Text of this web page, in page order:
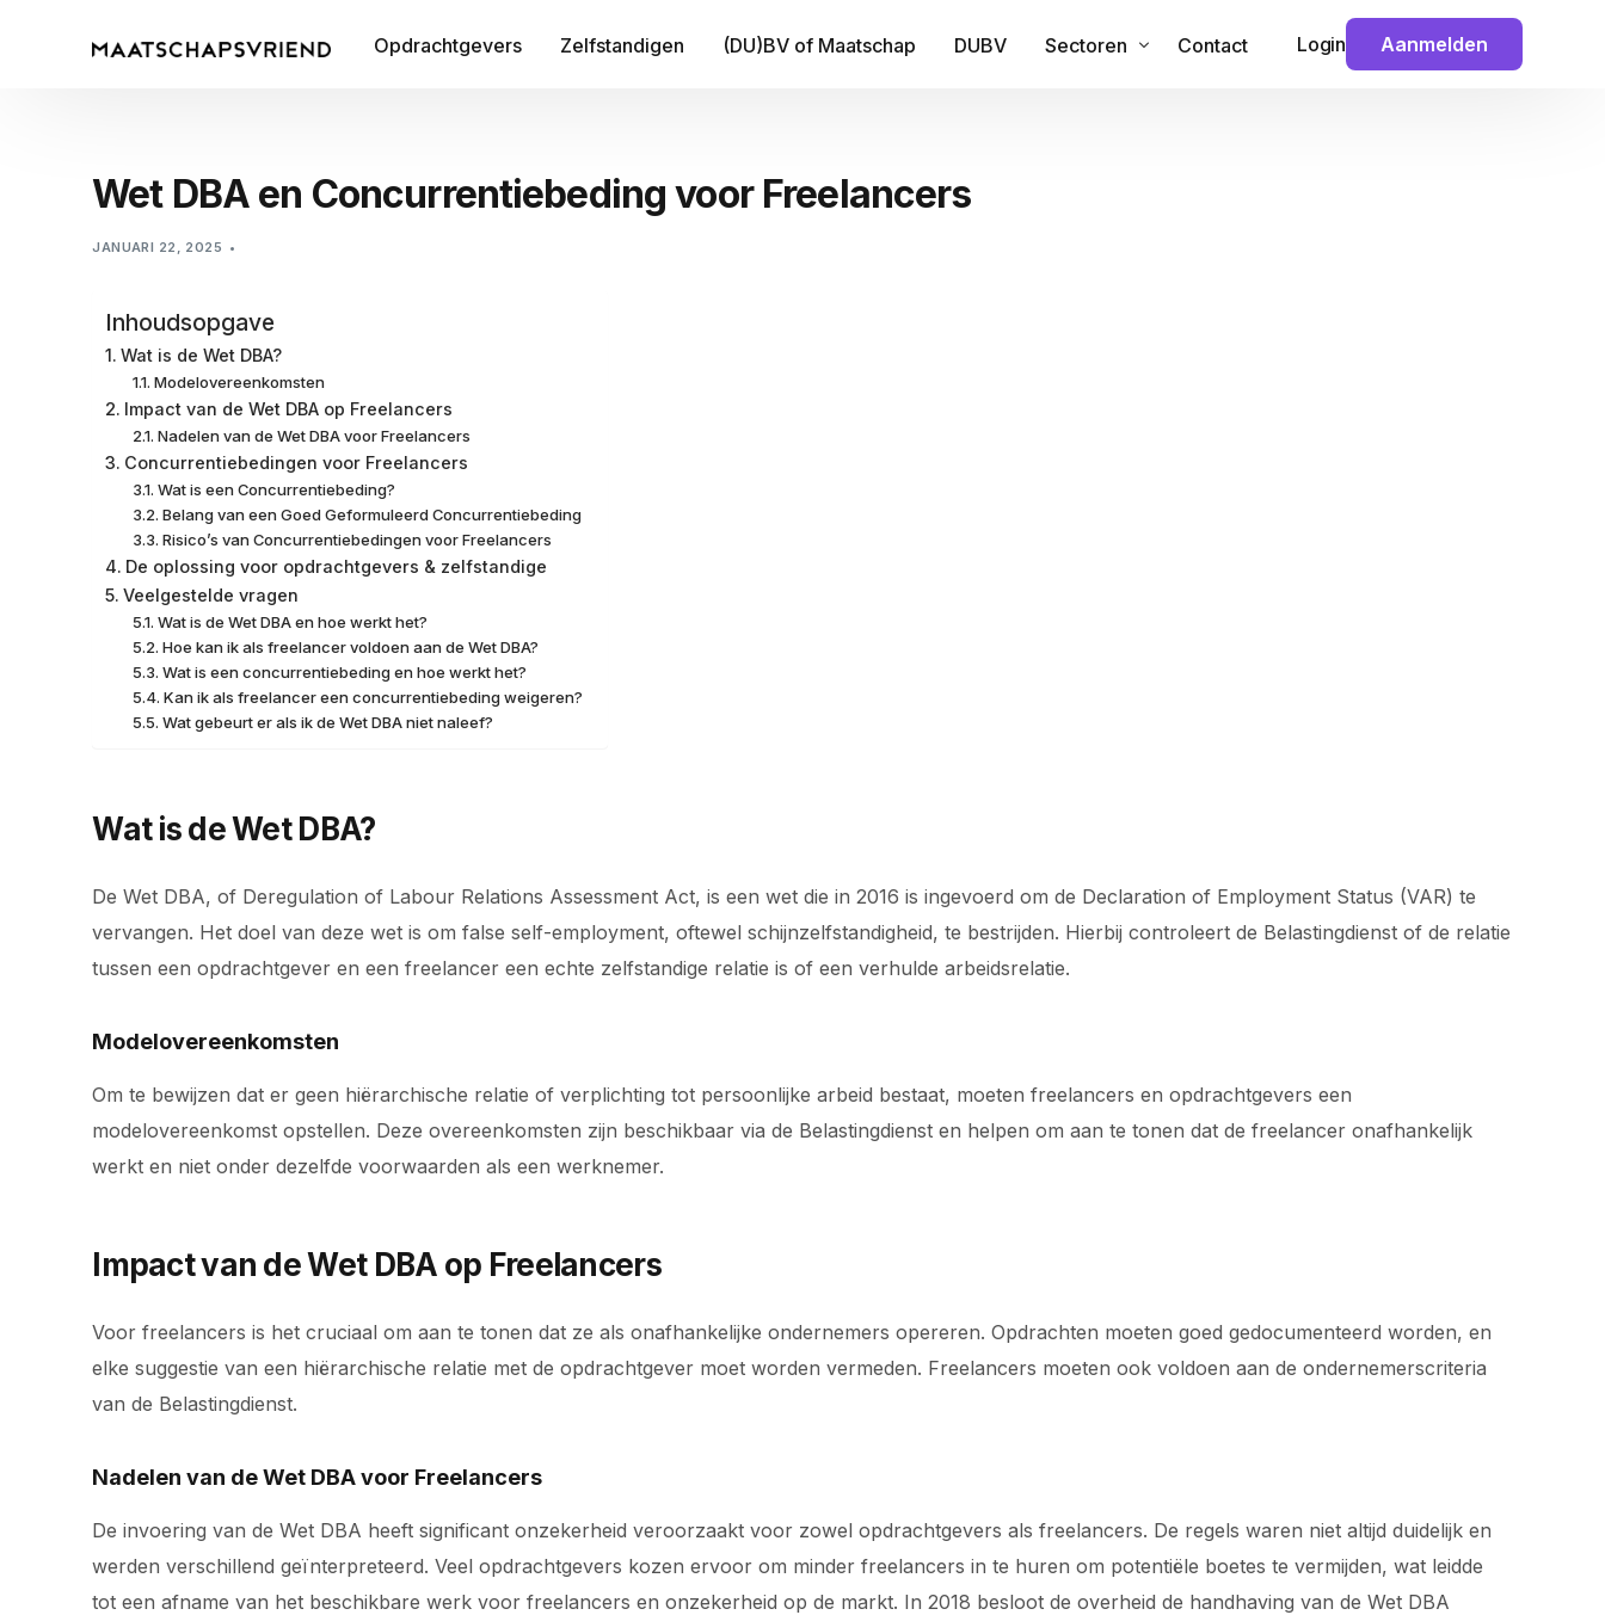
Opdrachtgevers Zelfstandigen (DU)BV of Maatschap DUBV Sectoren Contact Login Aanmelden
Wet DBA en Concurrentiebeding voor Freelancers
JANUARI 22, 2025
Inhoudsopgave
Wat is de Wet DBA?
Modelovereenkomsten
Impact van de Wet DBA op Freelancers
Nadelen van de Wet DBA voor Freelancers
Concurrentiebedingen voor Freelancers
Wat is een Concurrentiebeding?
Belang van een Goed Geformuleerd Concurrentiebeding
Risico’s van Concurrentiebedingen voor Freelancers
De oplossing voor opdrachtgevers & zelfstandige
Veelgestelde vragen
Wat is de Wet DBA en hoe werkt het?
Hoe kan ik als freelancer voldoen aan de Wet DBA?
Wat is een concurrentiebeding en hoe werkt het?
Kan ik als freelancer een concurrentiebeding weigeren?
Wat gebeurt er als ik de Wet DBA niet naleef?
Wat is de Wet DBA?
De Wet DBA, of Deregulation of Labour Relations Assessment Act, is een wet die in 2016 is ingevoerd om de Declaration of Employment Status (VAR) te
vervangen. Het doel van deze wet is om false self-employment, oftewel schijnzelfstandigheid, te bestrijden. Hierbij controleert de Belastingdienst of de relatie
tussen een opdrachtgever en een freelancer een echte zelfstandige relatie is of een verhulde arbeidsrelatie.
Modelovereenkomsten
Om te bewijzen dat er geen hiërarchische relatie of verplichting tot persoonlijke arbeid bestaat, moeten freelancers en opdrachtgevers een
modelovereenkomst opstellen. Deze overeenkomsten zijn beschikbaar via de Belastingdienst en helpen om aan te tonen dat de freelancer onafhankelijk
werkt en niet onder dezelfde voorwaarden als een werknemer.
Impact van de Wet DBA op Freelancers
Voor freelancers is het cruciaal om aan te tonen dat ze als onafhankelijke ondernemers opereren. Opdrachten moeten goed gedocumenteerd worden, en
elke suggestie van een hiërarchische relatie met de opdrachtgever moet worden vermeden. Freelancers moeten ook voldoen aan de ondernemerscriteria
van de Belastingdienst.
Nadelen van de Wet DBA voor Freelancers
De invoering van de Wet DBA heeft significant onzekerheid veroorzaakt voor zowel opdrachtgevers als freelancers. De regels waren niet altijd duidelijk en
werden verschillend geïnterpreteerd. Veel opdrachtgevers kozen ervoor om minder freelancers in te huren om potentiële boetes te vermijden, wat leidde
tot een afname van het beschikbare werk voor freelancers en onzekerheid op de markt. In 2018 besloot de overheid de handhaving van de Wet DBA